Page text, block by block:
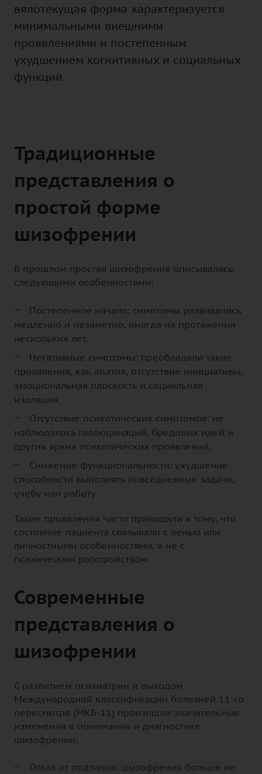
вялотекущая форма характеризуется
минимальными внешними
проявлениями и постепенным
ухудшением когнитивных и социальных
функций.
Традиционные
представления о
простой форме
шизофрении
В прошлом простая шизофрения описывалась
следующими особенностями:
Постепенное начало: симптомы развивались
медленно и незаметно, иногда на протяжении
нескольких лет.
Негативные симптомы: преобладали такие
проявления, как апатия, отсутствие инициативы,
эмоциональная плоскость и социальная
изоляция.
Отсутствие психотических симптомов: не
наблюдалось галлюцинаций, бредовых идей и
других ярких психотических проявлений.
Снижение функциональности: ухудшение
способности выполнять повседневные задачи,
учебу или работу.
Такие проявления часто приводили к тому, что
состояние пациента связывали с ленью или
личностными особенностями, а не с
психическим расстройством.
Современные
представления о
шизофрении
С развитием психиатрии и выходом
Международной классификации болезней 11-го
пересмотра (МКБ-11) произошли значительные
изменения в понимании и диагностике
шизофрении:
Отказ от подтипов: шизофрения больше не